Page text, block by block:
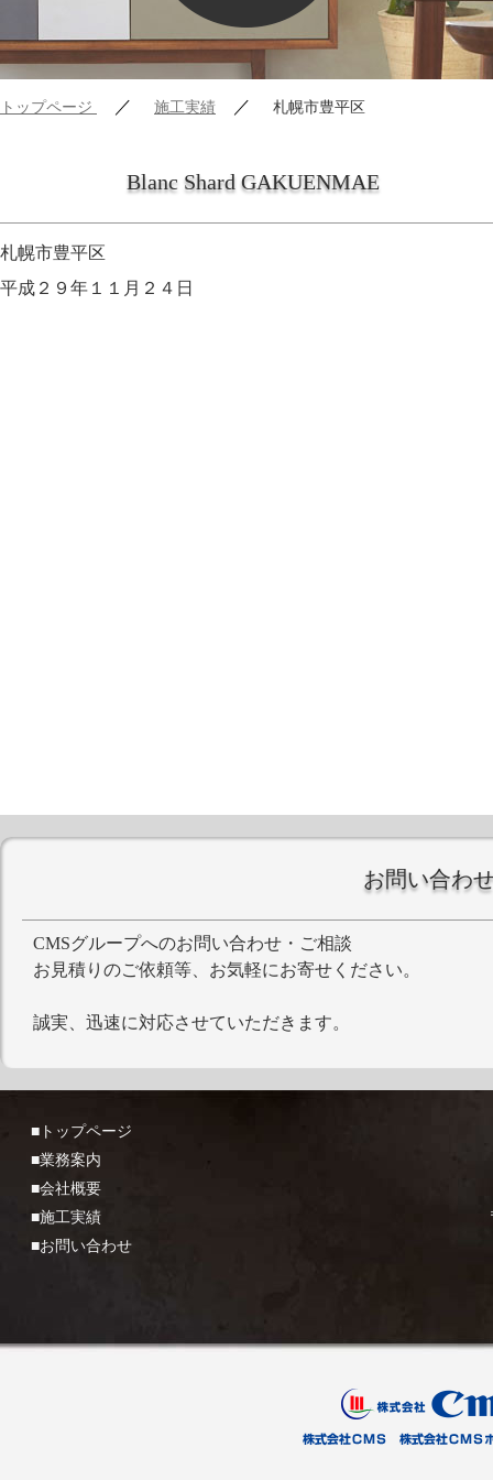
トップページ ／ 施工実績 ／ 札幌市豊平区
Blanc Shard GAKUENMAE
札幌市豊平区
平成２９年１１月２４日
お問い合わ
CMSグループへのお問い合わせ・ご相談
お見積りのご依頼等、お気軽にお寄せください。
誠実、迅速に対応させていただきます。
■トップページ
■業務案内
■会社概要
■施工実績
■お問い合わせ